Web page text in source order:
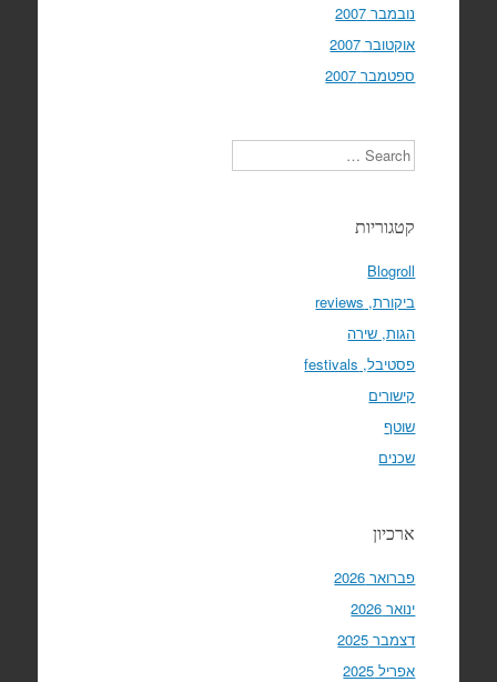
נובמבר 2007
אוקטובר 2007
ספטמבר 2007
Search
קטגוריות
Blogroll
ביקורת, reviews
הגות, שירה
פסטיבל, festivals
קישורים
שוטף
שכנים
ארכיון
פברואר 2026
ינואר 2026
דצמבר 2025
אפריל 2025